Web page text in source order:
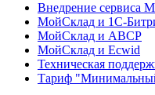
Внедрение сервиса
МойСклад и 1С-
МойСклад и ABCP
МойСклад и Ecwid
Техническая
Тариф